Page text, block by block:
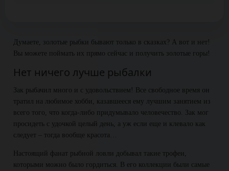
Думаете, золотые рыбки бывают только в сказках? А вот и нет!
Вы можете поймать их прямо сейчас и получить золотые горы!
Нет ничего лучше рыбалки
Зак рыбачил много и с удовольствием! Все свободное время он
тратил на любимое хобби, казавшееся ему лучшим занятием из
всего того, что когда-либо придумывало человечество. Зак мог
просидеть с удочкой целый день, а уж если еще и клевало как
следует – тогда вообще красота…
Настоящий фанат рыбной ловли добывал такие трофеи,
которыми можно было гордиться. В его коллекции были самые